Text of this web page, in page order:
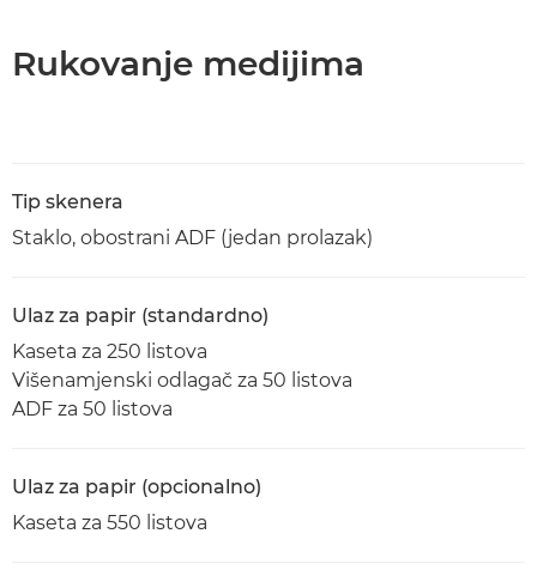
Rukovanje medijima
Tip skenera
Staklo, obostrani ADF (jedan prolazak)
Ulaz za papir (standardno)
Kaseta za 250 listova
Višenamjenski odlagač za 50 listova
ADF za 50 listova
Ulaz za papir (opcionalno)
Kaseta za 550 listova